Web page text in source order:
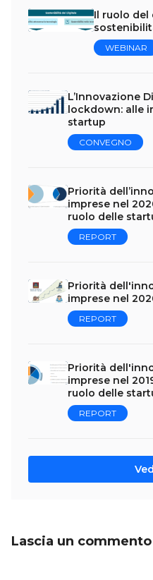
Il ruolo del
WEBINAR
L’Innovazione
lockdown: alle
startup
CONVEGNO
Priorità
imprese nel
ruolo delle
REPORT
Priorità
imprese nel
REPORT
Priorità
imprese nel
ruolo delle
REPORT
Lascia un commento